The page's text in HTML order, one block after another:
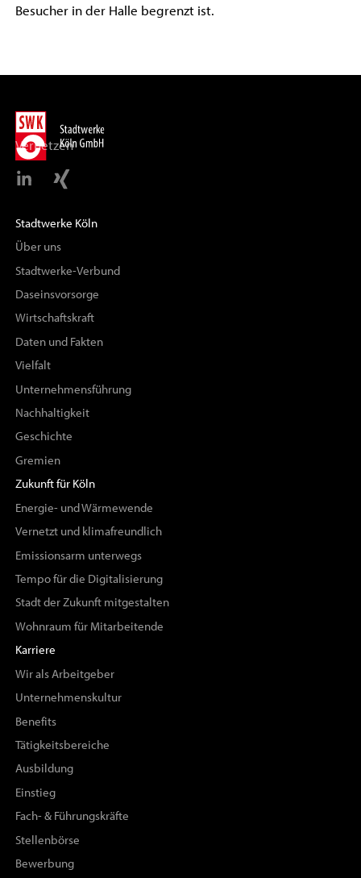
Besucher in der Halle begrenzt ist.
Vernetzen
Stadtwerke Köln
Über uns
Stadtwerke-Verbund
Daseinsvorsorge
Wirtschaftskraft
Daten und Fakten
Vielfalt
Unternehmensführung
Nachhaltigkeit
Geschichte
Gremien
Zukunft für Köln
Energie- und Wärmewende
Vernetzt und klimafreundlich
Emissionsarm unterwegs
Tempo für die Digitalisierung
Stadt der Zukunft mitgestalten
Wohnraum für Mitarbeitende
Karriere
Wir als Arbeitgeber
Unternehmenskultur
Benefits
Tätigkeitsbereiche
Ausbildung
Einstieg
Fach- & Führungskräfte
Stellenbörse
Bewerbung